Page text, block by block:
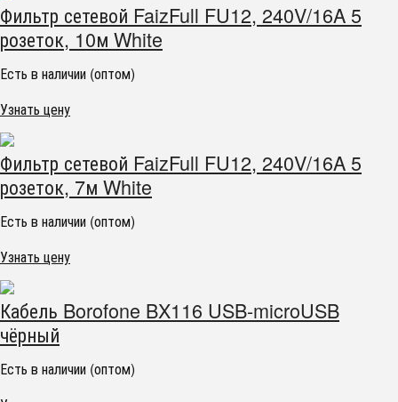
Фильтр сетевой FaizFull FU12, 240V/16A 5
розеток, 10м White
Есть в наличии (оптом)
Узнать цену
Фильтр сетевой FaizFull FU12, 240V/16A 5
розеток, 7м White
Есть в наличии (оптом)
Узнать цену
Кабель Borofone BX116 USB-microUSB
чёрный
Есть в наличии (оптом)